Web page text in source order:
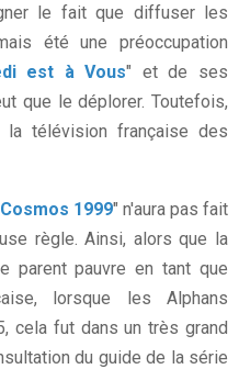
le fait que diffuser les
été une préoccupation
est à Vous" et de ses
que le déplorer. Toutefois,
télévision française des
Cosmos 1999" n'aura pas fait
règle. Ainsi, alors que la
parent pauvre en tant que
lorsque les Alphans
cela fut dans un très grand
du guide de la série